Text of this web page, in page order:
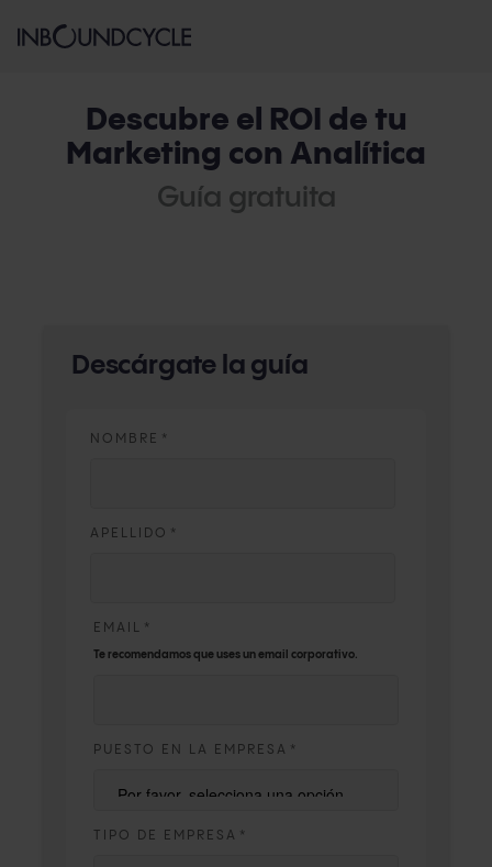
Descubre el ROI de tu
Marketing con Analítica
Guía gratuita
Descárgate la guía
NOMBRE *
APELLIDO *
EMAIL *
Te recomendamos que uses un email corporativo.
PUESTO EN LA EMPRESA *
TIPO DE EMPRESA *